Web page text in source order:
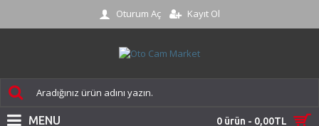
Oturum Aç Kayıt Ol
0 ürün - 0,00TL
MENU